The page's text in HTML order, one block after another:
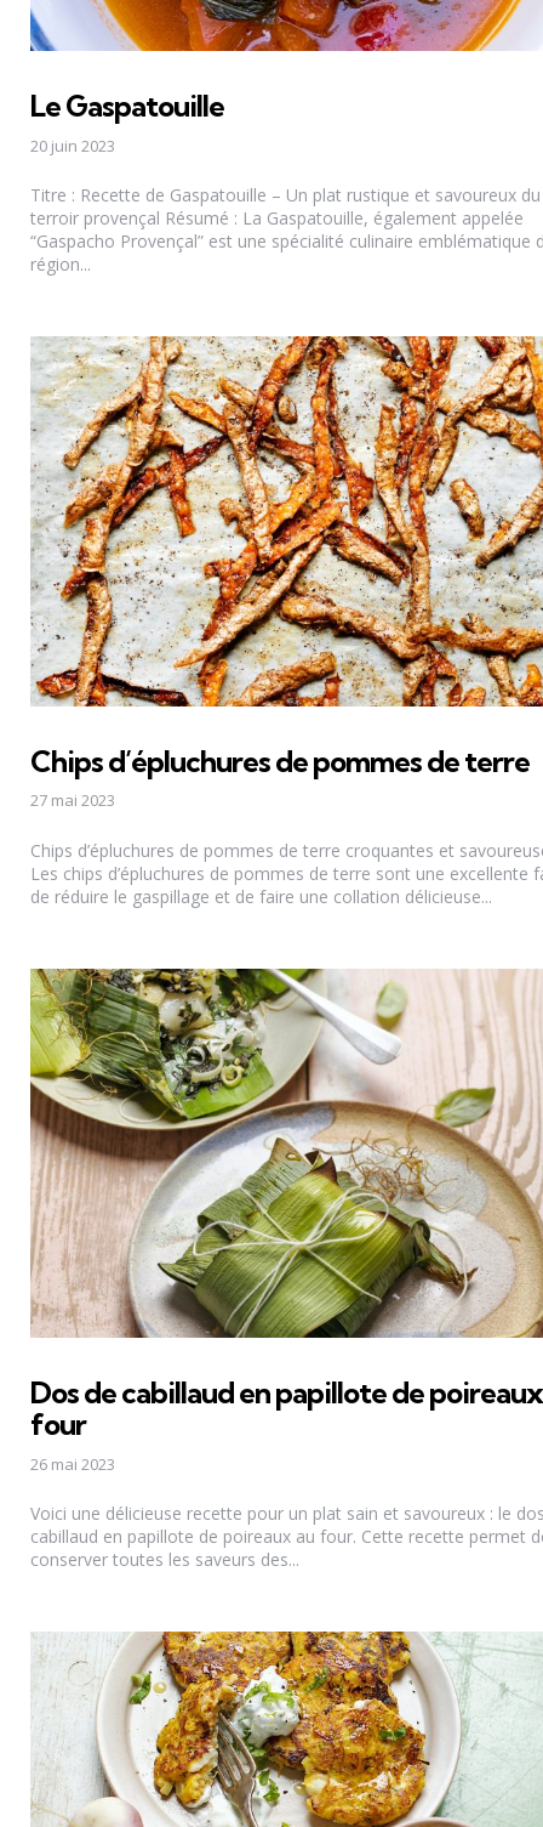
Le Gaspatouille
20 juin 2023
Titre : Recette de Gaspatouille – Un plat rustique et savoureux du
terroir provençal Résumé : La Gaspatouille, également appelée
“Gaspacho Provençal” est une spécialité culinaire emblématique
région...
Chips d’épluchures de pommes de terre
27 mai 2023
Chips d’épluchures de pommes de terre croquantes et
Les chips d’épluchures de pommes de terre sont une excellente
de réduire le gaspillage et de faire une collation délicieuse...
Dos de cabillaud en papillote de
four
26 mai 2023
Voici une délicieuse recette pour un plat sain et savoureux : le
cabillaud en papillote de poireaux au four. Cette recette permet
conserver toutes les saveurs des...